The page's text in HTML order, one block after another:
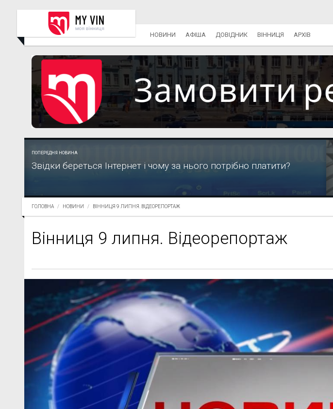
НОВИНИ АФІША ДОВІДНИК ВІННИЦЯ АРХІВ
ПОПЕРЕДНЯ НОВИНА
Звідки береться Інтернет і чому за нього потрібно платити?
ГОЛОВНА НОВИНИ ВІННИЦЯ 9 ЛИПНЯ. ВІДЕОРЕПОРТАЖ
Вінниця 9 липня. Відеорепортаж